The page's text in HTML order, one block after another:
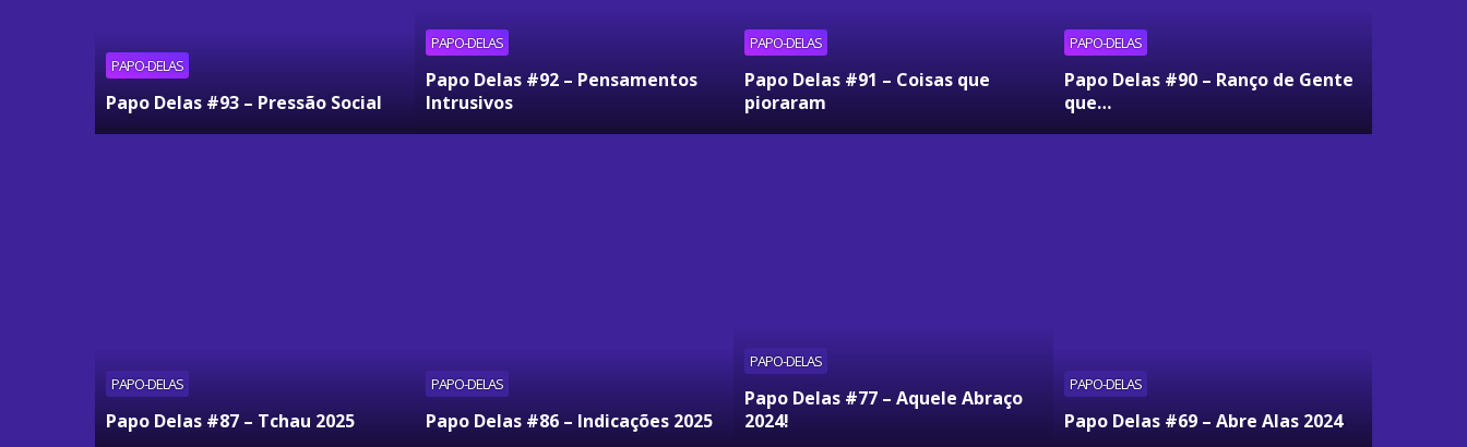
PAPO-DELAS
Papo Delas #93 – Pressão Social
PAPO-DELAS
Papo Delas #92 – Pensamentos
Intrusivos
PAPO-DELAS
Papo Delas #91 – Coisas que
pioraram
PAPO-DELAS
Papo Delas #90 – Ranço de Gente
que…
PAPO-DELAS
Papo Delas #87 – Tchau 2025
PAPO-DELAS
Papo Delas #86 – Indicações 2025
PAPO-DELAS
Papo Delas #77 – Aquele Abraço
2024!
PAPO-DELAS
Papo Delas #69 – Abre Alas 2024